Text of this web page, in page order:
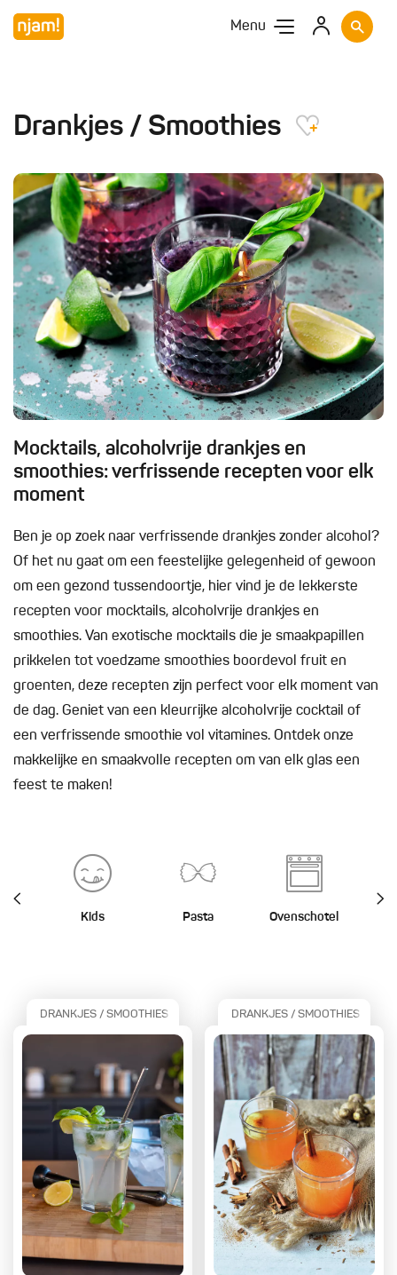
Menu
Drankjes / Smoothies
Mocktails, alcoholvrije drankjes en
smoothies: verfrissende recepten voor elk
moment
Ben je op zoek naar verfrissende drankjes zonder alcohol?
Of het nu gaat om een feestelijke gelegenheid of gewoon
om een gezond tussendoortje, hier vind je de lekkerste
recepten voor mocktails, alcoholvrije drankjes en
smoothies. Van exotische mocktails die je smaakpapillen
prikkelen tot voedzame smoothies boordevol fruit en
groenten, deze recepten zijn perfect voor elk moment van
de dag. Geniet van een kleurrijke alcoholvrije cocktail of
een verfrissende smoothie vol vitamines. Ontdek onze
makkelijke en smaakvolle recepten om van elk glas een
feest te maken!
Kids Pasta Ovenschotel
DRANKJES / SMOOTHIES DRANKJES / SMOOTHIES